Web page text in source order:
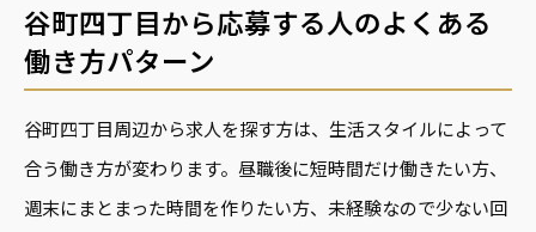
谷町四丁目から応募する人のよくある
働き方パターン
谷町四丁目周辺から求人を探す方は、生活スタイルによって
合う働き方が変わります。昼職後に短時間だけ働きたい方、
週末にまとまった時間を作りたい方、未経験なので少ない回